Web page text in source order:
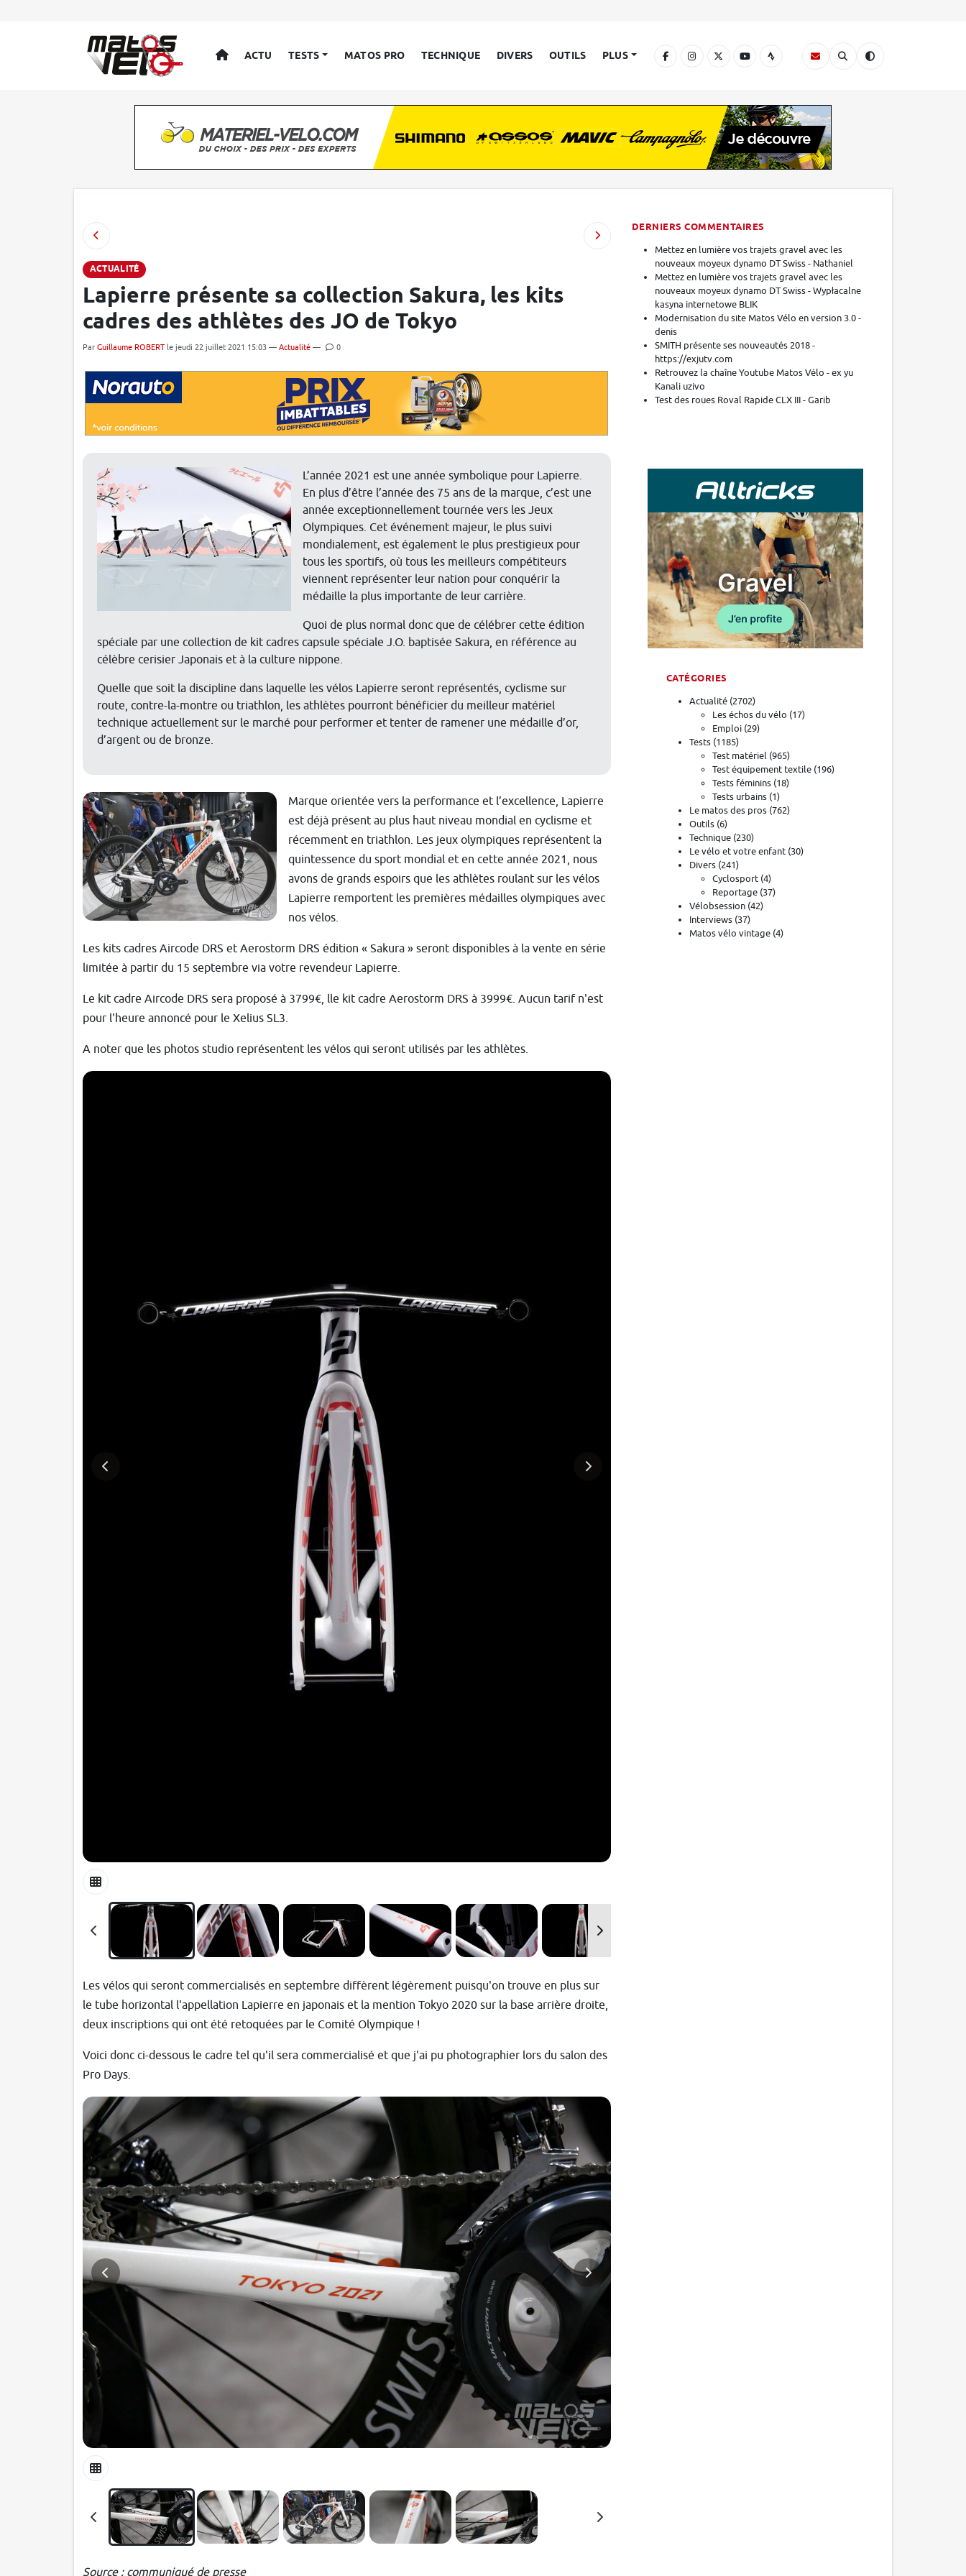
ACCUEIL
ACTU TESTS MATOS PRO TECHNIQUE DIVERS OUTILS PLUS
ACTUALITÉ
Lapierre présente sa collection Sakura, les kits
cadres des athlètes des JO de Tokyo
Par Guillaume ROBERT le jeudi 22 juillet 2021 15:03 — Actualité — 0
L’année 2021 est une année symbolique pour Lapierre.
En plus d’être l’année des 75 ans de la marque, c’est une
année exceptionnellement tournée vers les Jeux
Olympiques. Cet événement majeur, le plus suivi
mondialement, est également le plus prestigieux pour
tous les sportifs, où tous les meilleurs compétiteurs
viennent représenter leur nation pour conquérir la
médaille la plus importante de leur carrière.
Quoi de plus normal donc que de célébrer cette édition
spéciale par une collection de kit cadres capsule spéciale J.O. baptisée Sakura, en référence au
célèbre cerisier Japonais et à la culture nippone.
Quelle que soit la discipline dans laquelle les vélos Lapierre seront représentés, cyclisme sur
route, contre-la-montre ou triathlon, les athlètes pourront bénéficier du meilleur matériel
technique actuellement sur le marché pour performer et tenter de ramener une médaille d’or,
d’argent ou de bronze.
Marque orientée vers la performance et l’excellence, Lapierre
est déjà présent au plus haut niveau mondial en cyclisme et
récemment en triathlon. Les jeux olympiques représentent la
quintessence du sport mondial et en cette année 2021, nous
avons de grands espoirs que les athlètes roulant sur les vélos
Lapierre remportent les premières médailles olympiques avec
nos vélos.
Les kits cadres Aircode DRS et Aerostorm DRS édition « Sakura » seront disponibles à la vente en série
limitée à partir du 15 septembre via votre revendeur Lapierre.
Le kit cadre Aircode DRS sera proposé à 3799€, lle kit cadre Aerostorm DRS à 3999€. Aucun tarif n'est
pour l'heure annoncé pour le Xelius SL3.
A noter que les photos studio représentent les vélos qui seront utilisés par les athlètes.
Les vélos qui seront commercialisés en septembre diffèrent légèrement puisqu'on trouve en plus sur
le tube horizontal l'appellation Lapierre en japonais et la mention Tokyo 2020 sur la base arrière droite,
deux inscriptions qui ont été retoquées par le Comité Olympique !
Voici donc ci-dessous le cadre tel qu'il sera commercialisé et que j'ai pu photographier lors du salon des
Pro Days.
Source : communiqué de presse
DERNIERS COMMENTAIRES
Mettez en lumière vos trajets gravel avec les
nouveaux moyeux dynamo DT Swiss - Nathaniel
Mettez en lumière vos trajets gravel avec les
nouveaux moyeux dynamo DT Swiss - Wypłacalne
kasyna internetowe BLIK
Modernisation du site Matos Vélo en version 3.0 -
denis
SMITH présente ses nouveautés 2018 -
https://exjutv.com
Retrouvez la chaîne Youtube Matos Vélo - ex yu
Kanali uzivo
Test des roues Roval Rapide CLX III - Garib
CATÉGORIES
Actualité (2702)
Les échos du vélo (17)
Emploi (29)
Tests (1185)
Test matériel (965)
Test équipement textile (196)
Tests féminins (18)
Tests urbains (1)
Le matos des pros (762)
Outils (6)
Technique (230)
Le vélo et votre enfant (30)
Divers (241)
Cyclosport (4)
Reportage (37)
Vélobsession (42)
Interviews (37)
Matos vélo vintage (4)